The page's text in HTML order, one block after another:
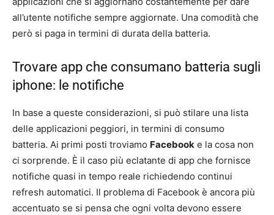
all’utente notifiche sempre aggiornate. Una comodità che
però si paga in termini di durata della batteria.
Trovare app che consumano batteria sugli
iphone: le notifiche
In base a queste considerazioni, si può stilare una lista
delle applicazioni peggiori, in termini di consumo
batteria. Ai primi posti troviamo Facebook e la cosa non
ci sorprende. È il caso più eclatante di app che fornisce
notifiche quasi in tempo reale richiedendo continui
refresh automatici. Il problema di Facebook è ancora più
accentuato se si pensa che ogni volta devono essere